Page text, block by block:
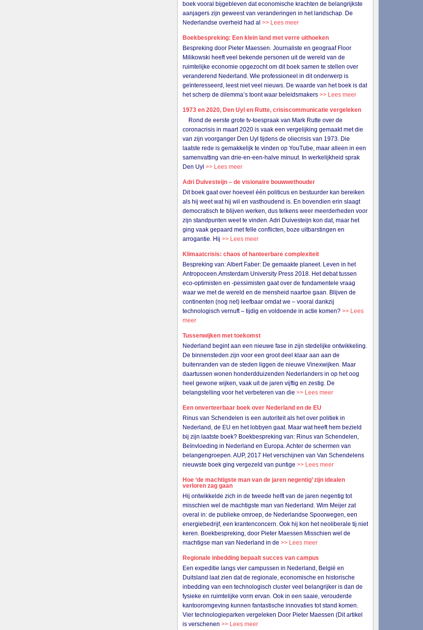
boek vooral bijgebleven dat economische krachten de belangrijkste
aanjagers zijn geweest van veranderingen in het landschap. De
Nederlandse overheid had al>> Lees meer
Boekbespreking: Een klein land met verre uithoeken
Bespreking door Pieter Maessen. Journaliste en geograaf Floor
Milikowski heeft veel bekende personen uit de wereld van de
ruimtelijke economie opgezocht om dit boek samen te stellen over
veranderend Nederland. Wie professioneel in dit onderwerp is
geïnteresseerd, leest niet veel nieuws. De waarde van het boek is dat
het scherp de dilemma’s toont waar beleidsmakers>> Lees meer
1973 en 2020, Den Uyl en Rutte, crisiscommunicatie vergeleken
Rond de eerste grote tv-toespraak van Mark Rutte over de
coronacrisis in maart 2020 is vaak een vergelijking gemaakt met die
van zijn voorganger Den Uyl tijdens de oliecrisis van 1973. Die
laatste rede is gemakkelijk te vinden op YouTube, maar alleen in een
samenvatting van drie-en-een-halve minuut. In werkelijkheid sprak
Den Uyl>> Lees meer
Adri Duivesteijn – de visionaire bouwwethouder
Dit boek gaat over hoeveel één politicus en bestuurder kan bereiken
als hij weet wat hij wil en vasthoudend is. En bovendien erin slaagt
democratisch te blijven werken, dus telkens weer meerderheden voor
zijn standpunten weet te vinden. Adri Duivesteijn kon dat, maar het
ging vaak gepaard met felle conflicten, boze uitbarstingen en
arrogantie. Hij>> Lees meer
Klimaatcrisis: chaos of hanteerbare complexiteit
Bespreking van: Albert Faber: De gemaakte planeet. Leven in het
Antropoceen.Amsterdam University Press 2018. Het debat tussen
eco-optimisten en -pessimisten gaat over de fundamentele vraag
waar we met de wereld en de mensheid naartoe gaan. Blijven de
continenten (nog net) leefbaar omdat we – vooral dankzij
technologisch vernuft – tijdig en voldoende in actie komen?>> Lees
meer
Tussenwijken met toekomst
Nederland begint aan een nieuwe fase in zijn stedelijke ontwikkeling.
De binnensteden zijn voor een groot deel klaar aan aan de
buitenranden van de steden liggen de nieuwe Vinexwijken. Maar
daartussen wonen honderdduizenden Nederlanders in op het oog
heel gewone wijken, vaak uit de jaren vijftig en zestig. De
belangstelling voor het verbeteren van die>> Lees meer
Een onverteerbaar boek over Nederland en de EU
Rinus van Schendelen is een autoriteit als het over politiek in
Nederland, de EU en het lobbyen gaat. Maar wat heeft hem bezield
bij zijn laatste boek? Boekbespreking van: Rinus van Schendelen,
Beïnvloeding in Nederland en Europa. Achter de schermen van
belangengroepen. AUP, 2017 Het verschijnen van Van Schendelens
nieuwste boek ging vergezeld van puntige>> Lees meer
Hoe ‘de machtigste man van de jaren negentig’ zijn idealen
verloren zag gaan
Hij ontwikkelde zich in de tweede helft van de jaren negentig tot
misschien wel de machtigste man van Nederland. Wim Meijer zat
overal in: de publieke omroep, de Nederlandse Spoorwegen, een
energiebedrijf, een krantenconcern. Ook hij kon het neoliberale tij niet
keren. Boekbespreking, door Pieter Maessen Misschien wel de
machtigse man van Nederland in de>> Lees meer
Regionale inbedding bepaalt succes van campus
Een expeditie langs vier campussen in Nederland, België en
Duitsland laat zien dat de regionale, economische en historische
inbedding van een technologisch cluster veel belangrijker is dan de
fysieke en ruimtelijke vorm ervan. Ook in een saaie, verouderde
kantooromgeving kunnen fantastische innovaties tot stand komen.
Vier technologieparken vergeleken Door Pieter Maessen (Dit artikel
is verschenen>> Lees meer